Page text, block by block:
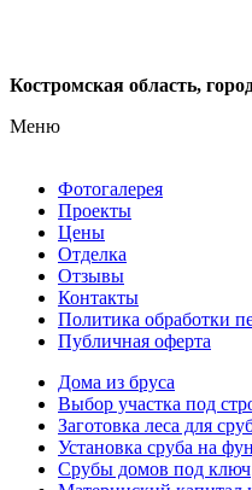
Костромская область,
Меню
Фотогалерея
Проекты
Цены
Отделка
Отзывы
Контакты
Политика обработки
Публичная оферта
Дома из бруса
Выбор участка под
Заготовка леса для
Установка сруба на
Срубы домов под ключ